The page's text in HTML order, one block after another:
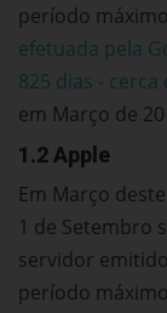
período
efetuada pela
825 dias - cerca
em Março de
1.2 Apple
Em Março
1 de Setembro
servidor
período